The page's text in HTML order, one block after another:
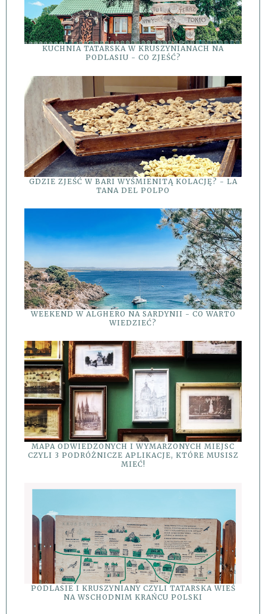
KUCHNIA TATARSKA W KRUSZYNIANACH NA
PODLASIU - CO ZJEŚĆ?
GDZIE ZJEŚĆ W BARI WYŚMIENITĄ KOLACJĘ? - LA
TANA DEL POLPO
WEEKEND W ALGHERO NA SARDYNII - CO WARTO
WIEDZIEĆ?
MAPA ODWIEDZONYCH I WYMARZONYCH MIEJSC
CZYLI 3 PODRÓŻNICZE APLIKACJE, KTÓRE MUSISZ
MIEĆ!
PODLASIE I KRUSZYNIANY CZYLI TATARSKA WIEŚ
NA WSCHODNIM KRAŃCU POLSKI